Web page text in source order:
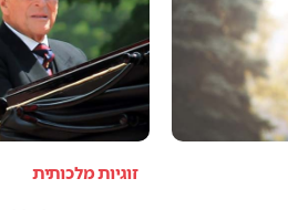
זוגיות מלכותית